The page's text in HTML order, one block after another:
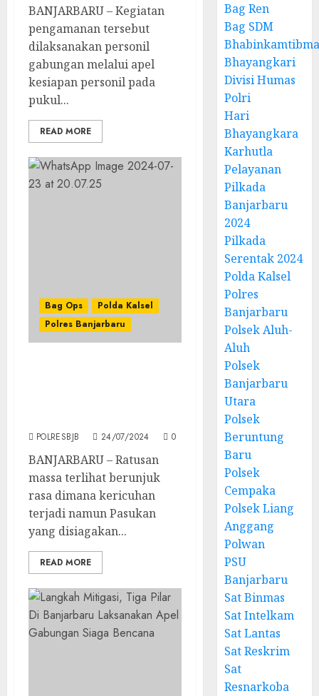
BANJARBARU – Kegiatan
pengamanan tersebut
dilaksanakan personil
gabungan melalui apel
kesiapan personil pada
pukul...
READ MORE
Bag Ops
Polda Kalsel
Polres Banjarbaru
POLRESBJB 24/07/2024 0
BANJARBARU – Ratusan
massa terlihat berunjuk
rasa dimana kericuhan
terjadi namun Pasukan
yang disiagakan...
READ MORE
Bag Ren
Bag SDM
Bhayangkari
Divisi Humas
Polri
Hari
Bhayangkara
Karhutla
Pelayanan
Pilkada
Banjarbaru
2024
Pilkada
Serentak 2024
Polda Kalsel
Polres
Banjarbaru
Polsek Aluh-
Aluh
Polsek
Banjarbaru
Utara
Polsek
Beruntung
Baru
Polsek
Cempaka
Polsek Liang
Anggang
Polwan
PSU
Banjarbaru
Sat Binmas
Sat Intelkam
Sat Lantas
Sat Reskrim
Sat
Resnarkoba